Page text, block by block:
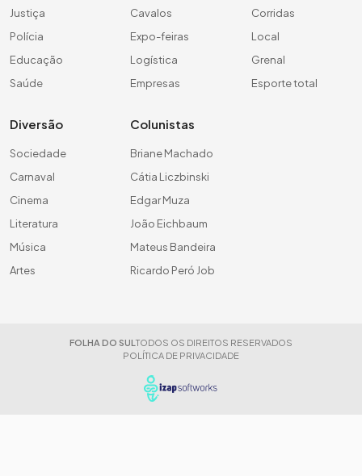
Justiça
Polícia
Educação
Saúde
Cavalos
Expo-feiras
Logística
Empresas
Corridas
Local
Grenal
Esporte total
Diversão
Sociedade
Carnaval
Cinema
Literatura
Música
Artes
Colunistas
Briane Machado
Cátia Liczbinski
Edgar Muza
João Eichbaum
Mateus Bandeira
Ricardo Peró Job
FOLHA DO SUL TODOS OS DIREITOS RESERVADOS
POLÍTICA DE PRIVACIDADE